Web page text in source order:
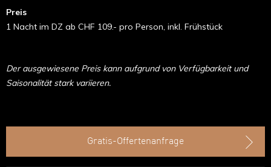
Preis
1 Nacht im DZ ab CHF 109.- pro Person, inkl. Frühstück
Der ausgewiesene Preis kann aufgrund von Verfügbarkeit und
Saisonalität stark variieren.
Gratis-Offertenanfrage